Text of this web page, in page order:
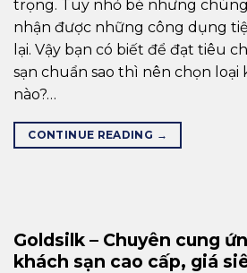
trọng. Tuy nhỏ bé nhưng
nhận được những công dụng
lại. Vậy bạn có biết để đạt tiêu
sạn chuẩn sao thì nên chọn
nào?…
CONTINUE READING →
Goldsilk – Chuyên cung
khách sạn cao cấp, giá